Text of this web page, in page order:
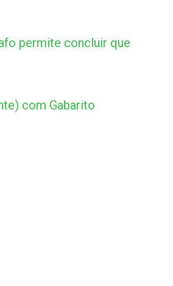
permite concluir que
com Gabarito